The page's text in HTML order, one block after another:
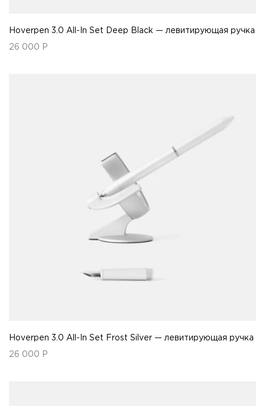
Hoverpen 3.0 All-In Set Deep Black — левитирующая ручка
26 000 Р
Hoverpen 3.0 All-In Set Frost Silver — левитирующая ручка
26 000 Р